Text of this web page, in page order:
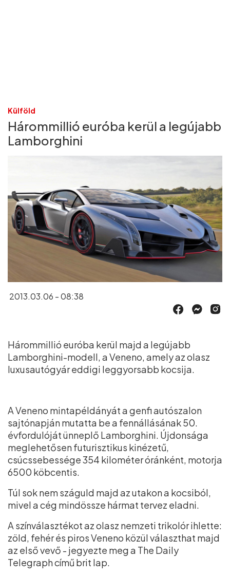
Külföld
Hárommillió euróba kerül a legújabb
Lamborghini
2013.03.06 - 08:38
Hárommillió euróba kerül majd a legújabb
Lamborghini-modell, a Veneno, amely az olasz
luxusautógyár eddigi leggyorsabb kocsija.
A Veneno mintapéldányát a genfi autószalon
sajtónapján mutatta be a fennállásának 50.
évfordulóját ünneplő Lamborghini. Újdonsága
meglehetősen futurisztikus kinézetű,
csúcssebessége 354 kilométer óránként, motorja
6500 köbcentis.
Túl sok nem száguld majd az utakon a kocsiból,
mivel a cég mindössze hármat tervez eladni.
A színválasztékot az olasz nemzeti trikolór ihlette:
zöld, fehér és piros Veneno közül választhat majd
az első vevő - jegyezte meg a The Daily
Telegraph című brit lap.